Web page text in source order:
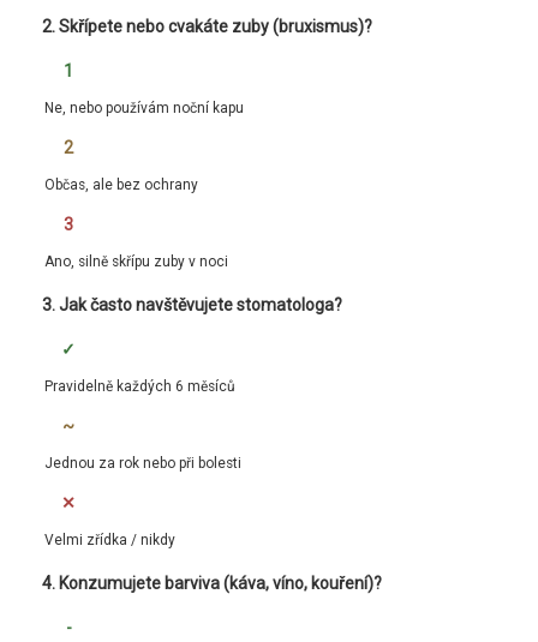
2. Skřípete nebo cvakáte zuby (bruxismus)?
1
Ne, nebo používám noční kapu
2
Občas, ale bez ochrany
3
Ano, silně skřípu zuby v noci
3. Jak často navštěvujete stomatologa?
✓
Pravidelně každých 6 měsíců
~
Jednou za rok nebo při bolesti
✕
Velmi zřídka / nikdy
4. Konzumujete barviva (káva, víno, kouření)?
-